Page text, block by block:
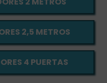
2,5 METROS
4 PUERTAS